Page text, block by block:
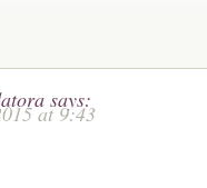
says:
at 9:43